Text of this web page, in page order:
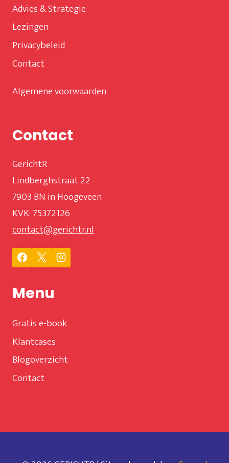
Advies & Strategie
Lezingen
Privacybeleid
Contact
Algemene voorwaarden
Contact
GerichtR
Lindberghstraat 22
7903 BN in Hoogeveen
KVK: 75372126
contact@gerichtr.nl
Menu
Gratis e-book
Klantcases
Blogoverzicht
Contact